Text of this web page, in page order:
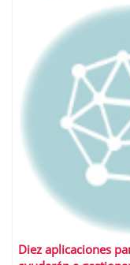
Diez aplicaciones